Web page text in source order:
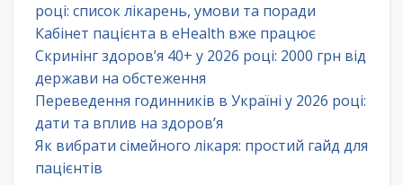
році: список лікарень, умови та поради
Кабінет пацієнта в eHealth вже працює
Скринінг здоров’я 40+ у 2026 році: 2000 грн від
держави на обстеження
Переведення годинників в Україні у 2026 році:
дати та вплив на здоров’я
Як вибрати сімейного лікаря: простий гайд для
пацієнтів